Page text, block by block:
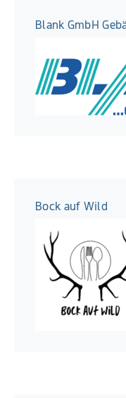
Blank GmbH
Bock auf Wild